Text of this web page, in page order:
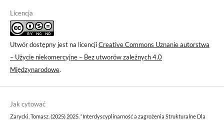
Licencja
Utwór dostępny jest na licencjiCreative Commons Uznanie autorstwa
– Użycie niekomercyjne – Bez utworów zależnych 4.0
Międzynarodowe.
Jak cytować
Zarycki, Tomasz. (2025) 2025. “Interdyscyplinarność a zagrożenia Strukturalne Dla